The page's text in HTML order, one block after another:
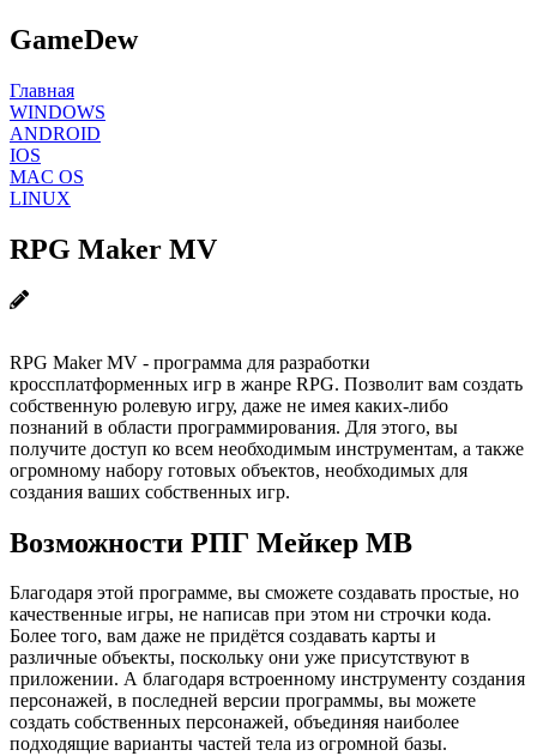
GameDew
Главная
WINDOWS
ANDROID
IOS
MAC OS
LINUX
RPG Maker MV
RPG Maker MV - программа для разработки
кроссплатформенных игр в жанре RPG. Позволит вам создать
собственную ролевую игру, даже не имея каких-либо
познаний в области программирования. Для этого, вы
получите доступ ко всем необходимым инструментам, а также
огромному набору готовых объектов, необходимых для
создания ваших собственных игр.
Возможности РПГ Мейкер МВ
Благодаря этой программе, вы сможете создавать простые, но
качественные игры, не написав при этом ни строчки кода.
Более того, вам даже не придётся создавать карты и
различные объекты, поскольку они уже присутствуют в
приложении. А благодаря встроенному инструменту создания
персонажей, в последней версии программы, вы можете
создать собственных персонажей, объединяя наиболее
подходящие варианты частей тела из огромной базы.